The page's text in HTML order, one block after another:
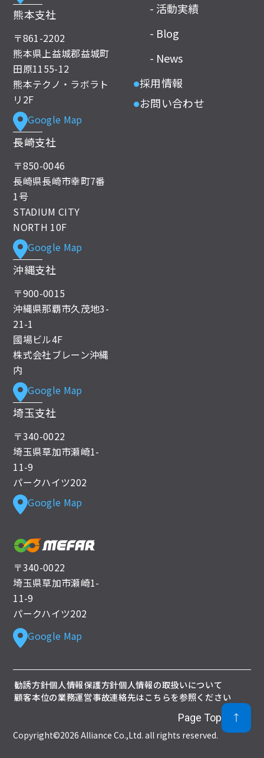
熊本支社
〒861-2202
熊本県上益城郡益城町
田原1155-12
熊本テクノ・ラボラト
リ2F
Google Map
長崎支社
〒850-0046
長崎県長崎市幸町7番
1号
STADIUM CITY
NORTH 10F
Google Map
沖縄支社
〒900-0015
沖縄県那覇市久茂地3-
21-1
國場ビル4F
株式会社ブレーン沖縄
内
Google Map
埼玉支社
〒340-0022
埼玉県草加市瀬崎1-
11-9
パークハイツ202
Google Map
〒340-0022
埼玉県草加市瀬崎1-
11-9
パークハイツ202
Google Map
- 活動実績
- Blog
- News
●採用情報
● お問い合わせ
勧誘方針個人情報保護方針個人情報の取扱いについて
顧客本位の業務運営事故連絡先はこちらを参照ください
Page Top
Copyright©2026 Alliance Co.,Ltd. all rights reserved.